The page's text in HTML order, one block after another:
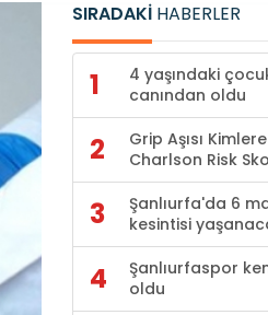
SIRADAKİ HABERLER
1
4 yaşındaki
canından oldu
2
Grip Aşısı
Charlson Risk
3
Şanlıurfa'da 6
kesintisi
4
Şanlıurfaspor
oldu